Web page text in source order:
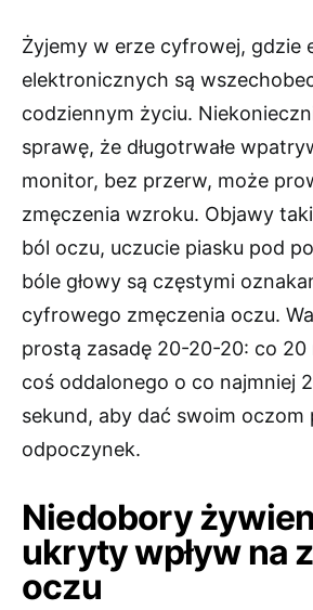
Żyjemy w erze cyfrowej, gdzie
elektronicznych są
codziennym życiu.
sprawę, że długotrwałe
monitor, bez przerw, może
zmęczenia wzroku. Objawy
ból oczu, uczucie piasku pod
bóle głowy są częstymi
cyfrowego zmęczenia oczu.
prostą zasadę 20-20-20: co 20
coś oddalonego o co najmniej
sekund, aby dać swoim
odpoczynek.
Niedobory
ukryty wpływ na
oczu